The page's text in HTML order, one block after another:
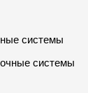
системы
системы